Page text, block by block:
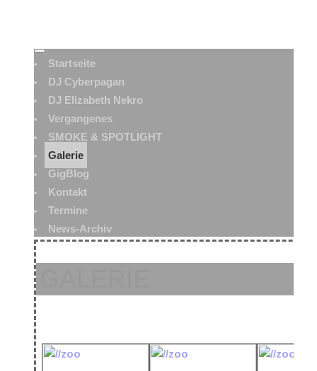
Startseite
DJ Cyberpagan
DJ Elizabeth Nekro
Vergangenes
SMOKE & SPOTLIGHT
Galerie
GigBlog
Kontakt
Termine
News-Archiv